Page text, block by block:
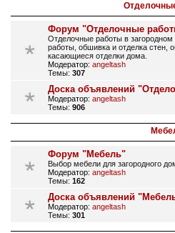
Форум "Отделочные
Отделочные работы в
работы, обшивка и отделка стен,
касающиеся отделки дома.
Модератор: angeltash
Темы: 307
Доска объявлений
Модератор: angeltash
Темы: 906
Форум "Мебель"
Выбор мебели для загородного
Модератор: angeltash
Темы: 162
Доска объявлений
Модератор: angeltash
Темы: 301